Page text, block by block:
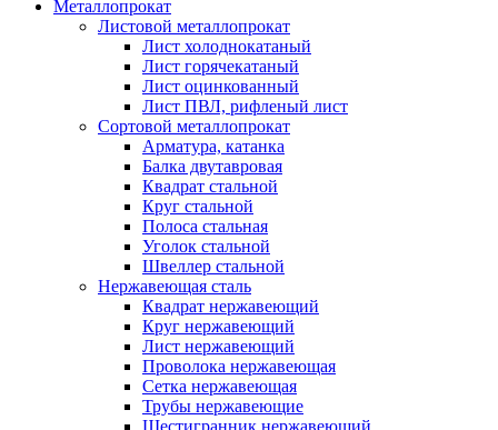
Металлопрокат
Листовой металлопрокат
Лист холоднокатаный
Лист горячекатаный
Лист оцинкованный
Лист ПВЛ, рифленый лист
Сортовой металлопрокат
Арматура, катанка
Балка двутавровая
Квадрат стальной
Круг стальной
Полоса стальная
Уголок стальной
Швеллер стальной
Нержавеющая сталь
Квадрат нержавеющий
Круг нержавеющий
Лист нержавеющий
Проволока нержавеющая
Сетка нержавеющая
Трубы нержавеющие
Шестигранник нержавеющий